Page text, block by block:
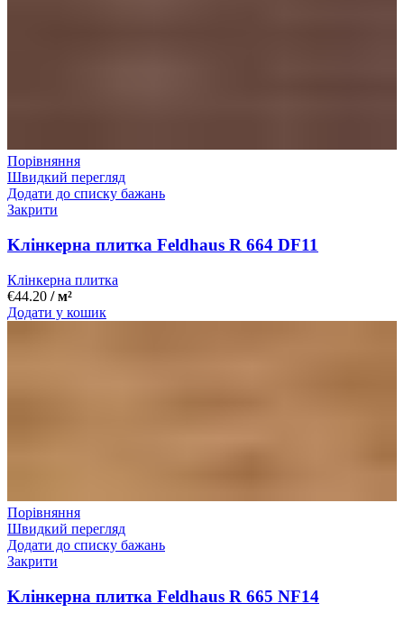
Порівняння
Швидкий перегляд
Додати до списку бажань
Закрити
Kлінкерна плитка Feldhaus R 664 DF11
Клінкерна плитка
€44.20 / м²
Додати у кошик
Порівняння
Швидкий перегляд
Додати до списку бажань
Закрити
Kлінкерна плитка Feldhaus R 665 NF14